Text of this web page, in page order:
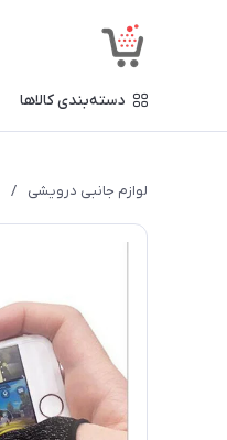
دسته‌بندی کالاها
لوازم جانبی درویشی /